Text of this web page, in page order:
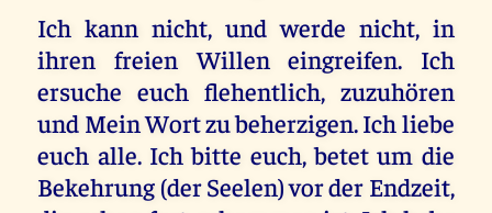
Ich kann nicht, und werde nicht, in
ihren freien Willen eingreifen. Ich
ersuche euch flehentlich, zuzuhören
und Mein Wort zu beherzigen. Ich liebe
euch alle. Ich bitte euch, betet um die
Bekehrung (der Seelen) vor der Endzeit,